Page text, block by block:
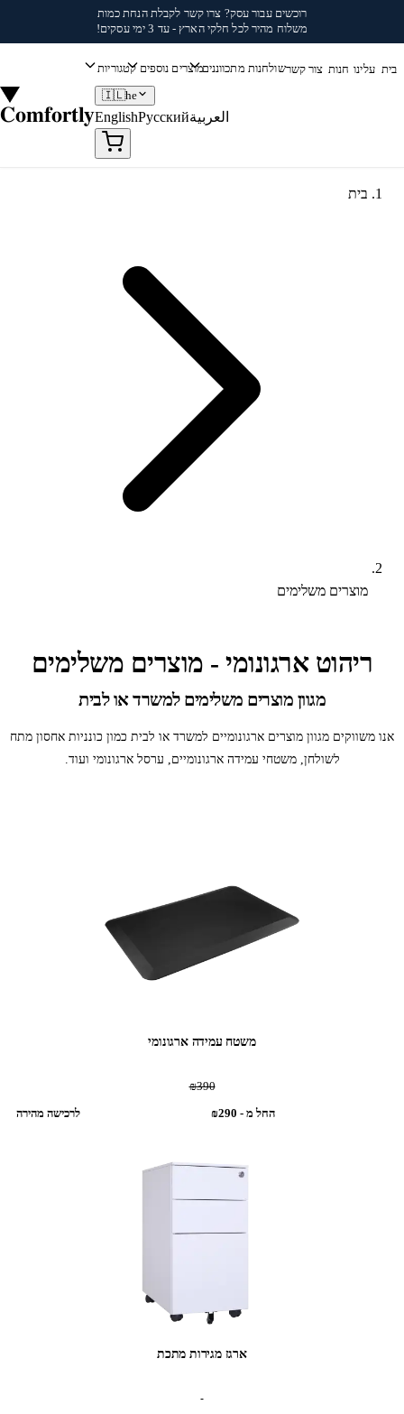
רוכשים עבור עסק? צרו קשר לקבלת הנחת כמות
משלוח מהיר לכל חלקי הארץ - עד 3 ימי עסקים!
Comfortly
בית עלינו חנות צור קשרשולחנות מתכוונניםמוצרים נוספים קטגוריות
🇮🇱he
EnglishРусскийالعربية
בית
מוצרים משלימים
ריהוט ארגונומי - מוצרים משלימים
מגוון מוצרים משלימים למשרד או לבית
אנו משווקים מגוון מוצרים ארגונומיים למשרד או לבית כמון כונניות אחסון מתח
לשולחן, משטחי עמידה ארגונומיים, ערסל ארגונומי ועוד.
משטח עמידה ארגונומי
‎₪390‎
החל מ - ‎₪290‎
לרכישה מהירה
ארגז מגירות מתכת